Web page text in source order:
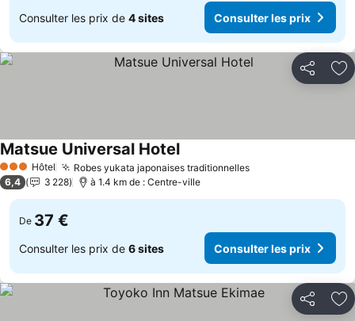
Consulter les prix de 4 sites Consulter les prix
Partager
3 ÉtoilesHôtel Robes yukata japonaises traditionnellesConsulter les prix
Matsue Universal HotelConsulter les prix
6,4 3 228 à 1.4 km de : Centre-ville
De 37 €
Consulter les prix de 6 sites Consulter les prix
Partager